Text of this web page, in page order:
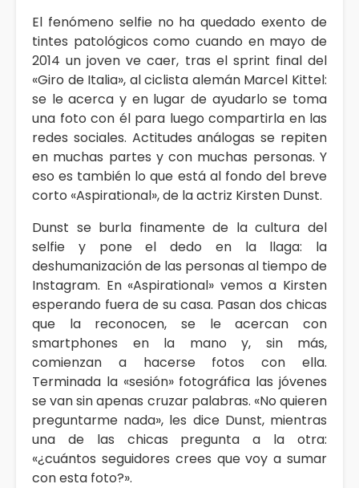
El fenómeno selfie no ha quedado exento de
tintes patológicos como cuando en mayo de
2014 un joven ve caer, tras el sprint final del
«Giro de Italia», al ciclista alemán Marcel Kittel:
se le acerca y en lugar de ayudarlo se toma
una foto con él para luego compartirla en las
redes sociales. Actitudes análogas se repiten
en muchas partes y con muchas personas. Y
eso es también lo que está al fondo del breve
corto «Aspirational», de la actriz Kirsten Dunst.
Dunst se burla finamente de la cultura del
selfie y pone el dedo en la llaga: la
deshumanización de las personas al tiempo de
Instagram. En «Aspirational» vemos a Kirsten
esperando fuera de su casa. Pasan dos chicas
que la reconocen, se le acercan con
smartphones en la mano y, sin más,
comienzan a hacerse fotos con ella.
Terminada la «sesión» fotográfica las jóvenes
se van sin apenas cruzar palabras. «No quieren
preguntarme nada», les dice Dunst, mientras
una de las chicas pregunta a la otra:
«¿cuántos seguidores crees que voy a sumar
con esta foto?».